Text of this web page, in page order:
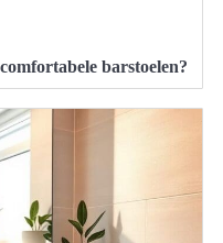
barstoelen?